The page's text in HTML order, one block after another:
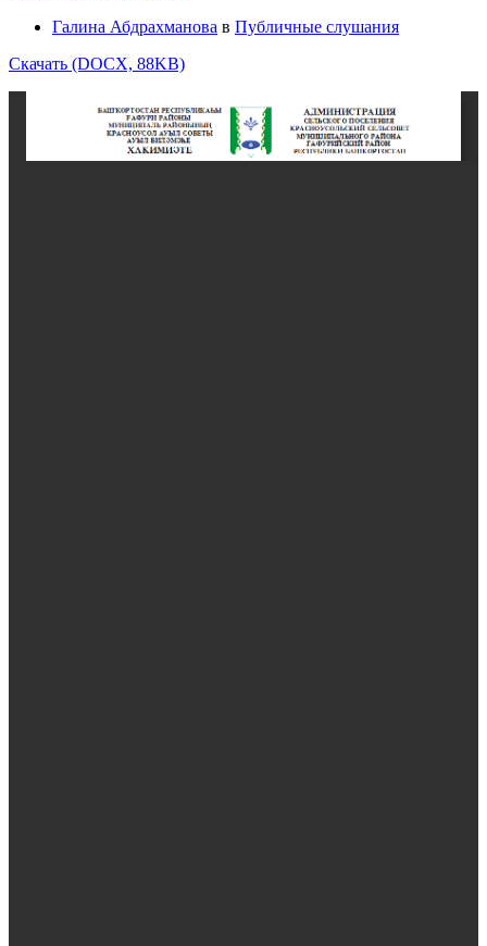
Галина Абдрахманова в Публичные слушания
Скачать (DOCX, 88KB)